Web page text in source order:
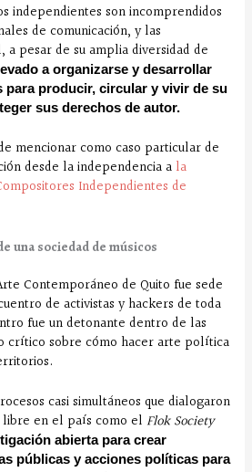
independientes son incomprendidos
de comunicación, y las
a pesar de su amplia diversidad de
a organizarse y desarrollar
para producir, circular y vivir de su
sus derechos de autor.
mencionar como caso particular de
desde la independencia a la
Independientes de
una sociedad de músicos
Contemporáneo de Quito fue sede
de activistas y hackers de toda
fue un detonante dentro de las
crítico sobre cómo hacer arte política
casi simultáneos que dialogaron
en el país como el Flok Society
abierta para crear
públicas y acciones políticas para